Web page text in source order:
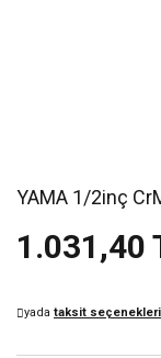
YAMA 1/2inç
1.031,40
yada taksit